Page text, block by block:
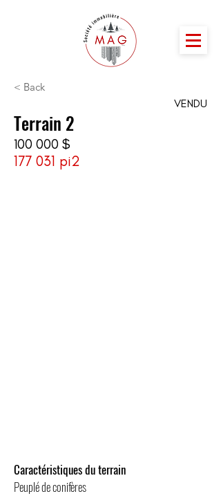
< Back
VENDU
Terrain 2
100 000 $
177 031 pi2
Caractéristiques du terrain
Peuplé de conifères